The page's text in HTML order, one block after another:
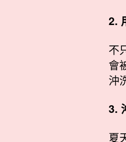
2.
不
會
沖
3.
夏